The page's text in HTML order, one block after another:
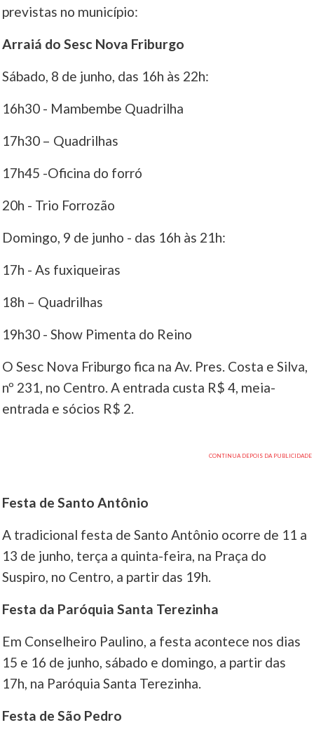
previstas no município:
Arraiá do Sesc Nova Friburgo
Sábado, 8 de junho, das 16h às 22h:
16h30 - Mambembe Quadrilha
17h30 – Quadrilhas
17h45 -Oficina do forró
20h - Trio Forrozão
Domingo, 9 de junho - das 16h às 21h:
17h - As fuxiqueiras
18h – Quadrilhas
19h30 - Show Pimenta do Reino
O Sesc Nova Friburgo fica na Av. Pres. Costa e Silva,
nº 231, no Centro. A entrada custa R$ 4, meia-
entrada e sócios R$ 2.
Festa de Santo Antônio
A tradicional festa de Santo Antônio ocorre de 11 a
13 de junho, terça a quinta-feira, na Praça do
Suspiro, no Centro, a partir das 19h.
Festa da Paróquia Santa Terezinha
Em Conselheiro Paulino, a festa acontece nos dias
15 e 16 de junho, sábado e domingo, a partir das
17h, na Paróquia Santa Terezinha.
Festa de São Pedro